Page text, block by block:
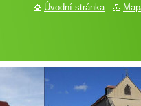
Úvodní stránka